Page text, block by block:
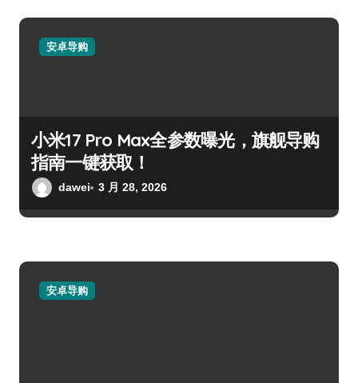
安卓导购
小米17 Pro Max全参数曝光，旗舰导购
指南一键获取！
dawei 3 月 28, 2026
安卓导购